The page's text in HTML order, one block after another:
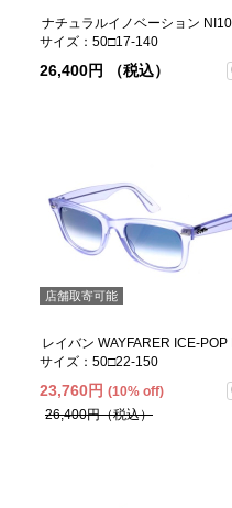
サイズ：50□17-140
26,400円 （税込）
店舗取寄可能
サイズ：50□22-150
23,760円 (10% off)
26,400円（税込）